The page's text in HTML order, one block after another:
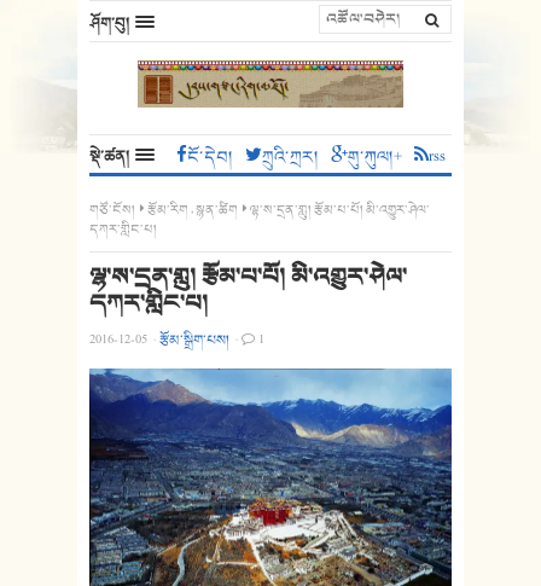
ཤོག་བུ།
སྡེ་ཚན། ངོ་དེབ། ཀྲུའི་ཀྲར། གུ་ཀུལ།+ rss
གཙོ་ངོས། རྩོམ་རིག,སྙན་ཚིག
ལྷ་ས་དྲན་གླུ། རྩོམ་པ་པོ། མི་འགྱུར་ཤེལ་
དཀར་གླིང་པ།
ལྷ་ས་དྲན་གླུ། རྩོམ་པ་པོ། མི་འགྱུར་ཤེལ་
དཀར་གླིང་པ།
2016-12-05 ·རྩོམ་སྒྲིག་པས། · 1